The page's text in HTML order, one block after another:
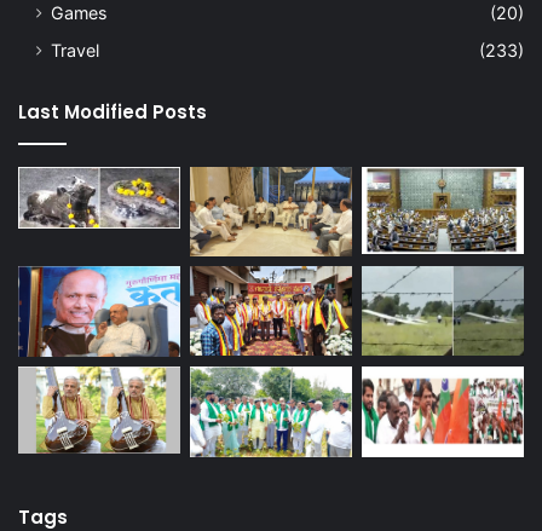
Games
(20)
Travel
(233)
Last Modified Posts
Tags